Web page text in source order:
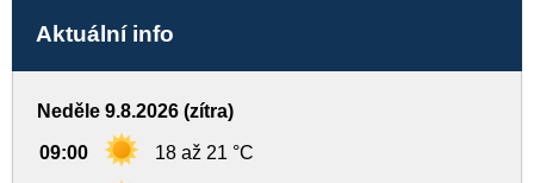
Aktuální info
Neděle 9.8.2026 (zítra)
09:00 18 až 21 °C